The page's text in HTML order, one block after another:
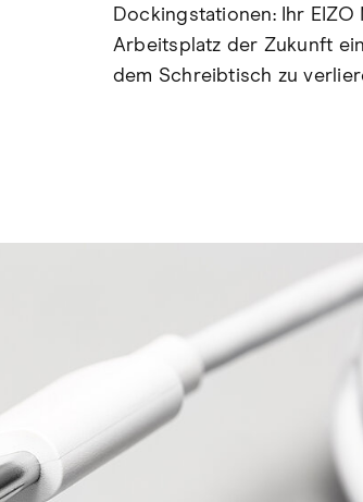
Dockingstationen: Ihr
Arbeitsplatz der Zukunft
dem Schreibtisch zu